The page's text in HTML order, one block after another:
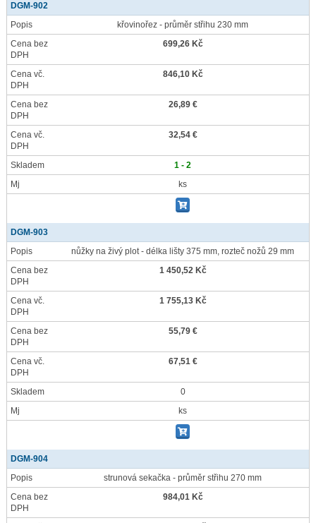
DGM-902
Popis
křovinořez - průměr střihu 230 mm
Cena bez
DPH
699,26 Kč
Cena vč.
DPH
846,10 Kč
Cena bez
DPH
26,89 €
Cena vč.
DPH
32,54 €
Skladem
1 - 2
Mj
ks
DGM-903
Popis
nůžky na živý plot - délka lišty 375 mm, rozteč nožů 29 mm
Cena bez
DPH
1 450,52 Kč
Cena vč.
DPH
1 755,13 Kč
Cena bez
DPH
55,79 €
Cena vč.
DPH
67,51 €
Skladem
0
Mj
ks
DGM-904
Popis
strunová sekačka - průměr střihu 270 mm
Cena bez
DPH
984,01 Kč